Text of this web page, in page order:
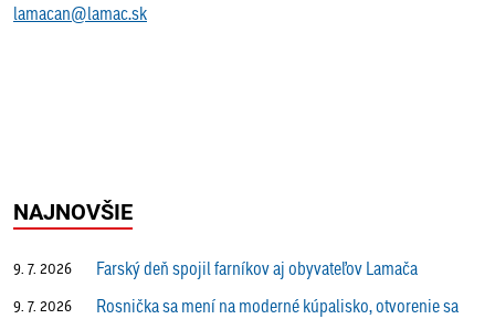
lamacan@lamac.sk
NAJNOVŠIE
9. 7. 2026 Farský deň spojil farníkov aj obyvateľov Lamača
9. 7. 2026
Rosnička sa mení na moderné kúpalisko, otvorenie sa